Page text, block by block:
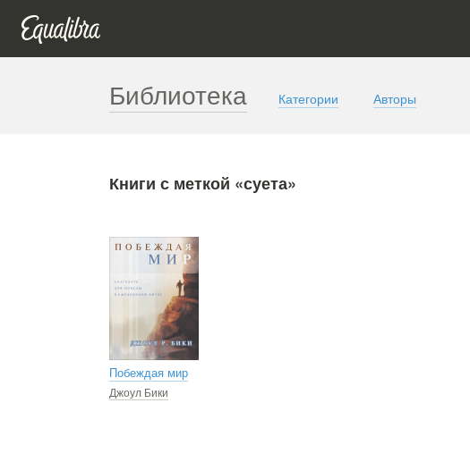
Библиотека Категории Авторы
Книги с меткой «суета»
Побеждая мир
Джоул Бики